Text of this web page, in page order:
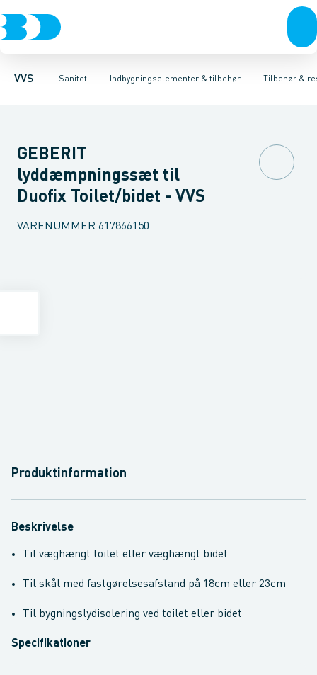
VVS Sanitet
Rør & fittingsPressfittings & rørKuglehaner & ventilerAfløb
Indbygningselementer & tilbehør
Toiletter, sæder og cisternerVaskeArmaturerBrusereTilbehør &
Høje Indbygnings elementerLave Indbygnings elementer
GEBERIT
lyddæmpningssæt til
Duofix Toilet/bidet - VVS
VARENUMMER 617866150
Produktinformation
Beskrivelse
Til væghængt toilet eller væghængt bidet
Til skål med fastgørelsesafstand på 18cm eller 23cm
Til bygningslydisolering ved toilet eller bidet
Specifikationer